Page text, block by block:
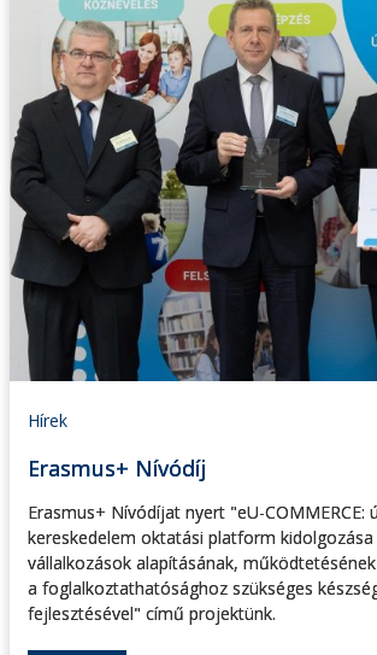
Hírek
Erasmus+ Nívódíj
Erasmus+ Nívódíjat nyert "eU-COMMERCE:
kereskedelem oktatási platform kidolgozása
vállalkozások alapításának,
a foglalkoztathatósághoz szükséges
fejlesztésével" című projektünk.